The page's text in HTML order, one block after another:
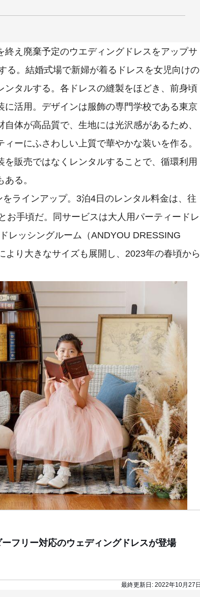
え廃棄予定のウエディングドレスをアップサ
る。結婚式場で新婦が着るドレスを女児向けの
タルする。各ドレスの縫製をほどき、前身頃
活用。デザインは服飾の専門学校である東京
体が高品質で、生地には光沢感があるため、
ーにふさわしい上質で華やかな装いを作る。
販売ではなくレンタルすることで、循環利用
る。
ラインアップ。3泊4日のレンタル料金は、往
お手頃だ。同サービスは大人用パーティードレ
レッシングルーム（ANDYOU DRESSING
り大きなサイズも展開し、2023年の春頃から
フリー対応のウェディングドレスが登場
最終更新日: 2022年10月27日